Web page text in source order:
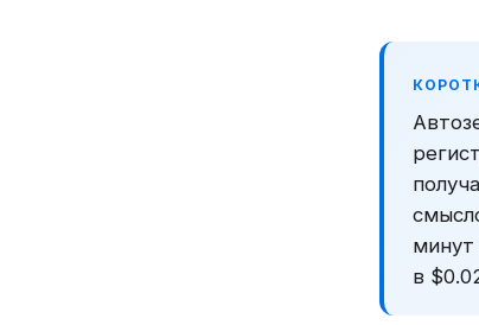
минут
в